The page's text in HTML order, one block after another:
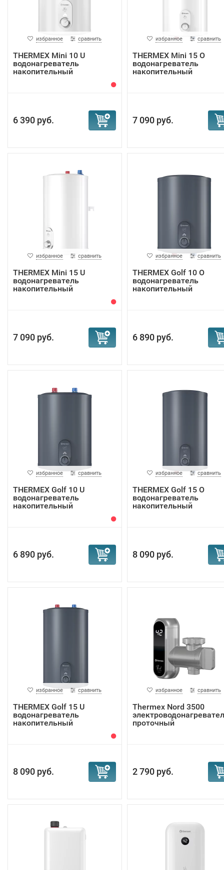
избранное сравнить
THERMEX Mini 10 U
водонагреватель
накопительный
6 390 руб.
избранное сравнить
THERMEX Mini 15 O
водонагреватель
накопительный
7 090 руб.
избранное сравнить
THERMEX Mini 15 U
водонагреватель
накопительный
7 090 руб.
избранное сравнить
THERMEX Golf 10 O
водонагреватель
накопительный
6 890 руб.
избранное сравнить
THERMEX Golf 10 U
водонагреватель
накопительный
6 890 руб.
избранное сравнить
THERMEX Golf 15 O
водонагреватель
накопительный
8 090 руб.
избранное сравнить
THERMEX Golf 15 U
водонагреватель
накопительный
8 090 руб.
избранное сравнить
Thermex Nord 3500
проточный
2 790 руб.